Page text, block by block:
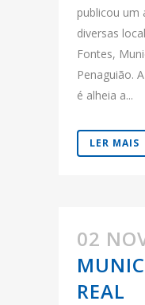
publicou um
diversas
Fontes,
Penaguião.
é alheia a...
LER MAIS
02
REAL